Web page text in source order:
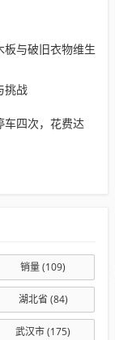
板与破旧衣物维生
挑战
车四次，花费达
销量(109)
湖北省 (84)
武汉市(175)